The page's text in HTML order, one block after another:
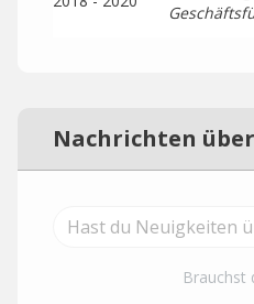
Nachrichten
Brauchst